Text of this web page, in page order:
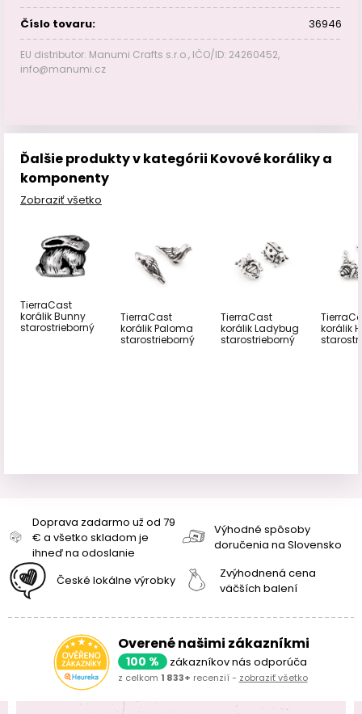
Číslo tovaru: 36946
EU distributor: Manumi Crafts s.r.o., IČO/ID: 24260452,
info@manumi.cz
Ďalšie produkty v kategórii Kovové koráliky a
komponenty
Zobraziť všetko
TierraCast
korálik Bunny
starostrieborný
TierraCast
korálik Paloma
starostrieborný
TierraCast
korálik Ladybug
starostrieborný
korálik
Doprava zadarmo už od 79
€ a všetko skladom je
ihneď na odoslanie
Výhodné spôsoby
doručenia na Slovensko
České lokálne výrobky
Zvýhodnená cena
väčších balení
Overené našimi zákazníkmi
100 % zákazníkov nás odporúča
z celkom 1 833+ recenzií - zobraziť všetko